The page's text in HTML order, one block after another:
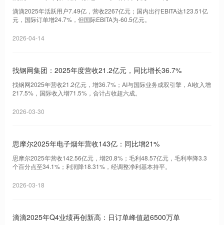
滴滴2025年活跃用户7.49亿，营收2267亿元；国内出行EBITA达123.51亿
元，国际订单增24.7%，但国际EBITA为-60.5亿元。
2026-04-14
找钢网集团：2025年度营收21.2亿元，同比增长36.7%
找钢网2025年营收21.2亿元，增36.7%；AI与国际业务成双引擎，AI收入增
217.5%，国际收入增71.5%，合计占收超六成。
2026-03-30
思摩尔2025年电子烟年营收143亿：同比增21%
思摩尔2025年营收142.56亿元，增20.8%；毛利48.57亿元，毛利率降3.3
个百分点至34.1%；利润降18.31%，经调整净利基本持平。
2026-03-18
滴滴2025年Q4业绩再创新高：日订单峰值超6500万单